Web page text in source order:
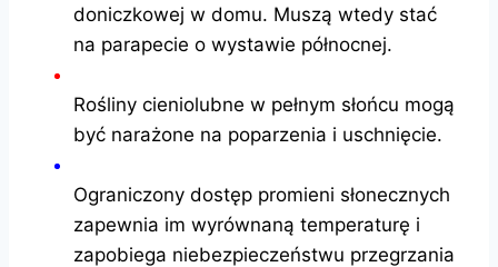
doniczkowej w domu. Muszą wtedy stać
na parapecie o wystawie północnej.
Rośliny cieniolubne w pełnym słońcu mogą
być narażone na poparzenia i uschnięcie.
Ograniczony dostęp promieni słonecznych
zapewnia im wyrównaną temperaturę i
zapobiega niebezpieczeństwu przegrzania